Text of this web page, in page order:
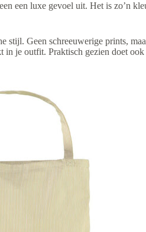
een luxe gevoel uit. Het is zo’n
stijl. Geen schreeuwerige prints,
je outfit. Praktisch gezien doet